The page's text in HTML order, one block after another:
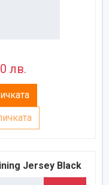
лв.
Jersey Black